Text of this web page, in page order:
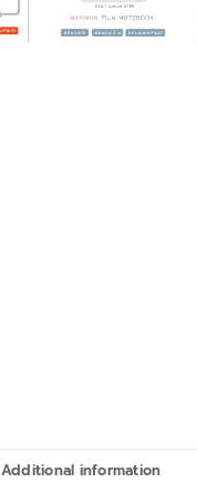
Additional information